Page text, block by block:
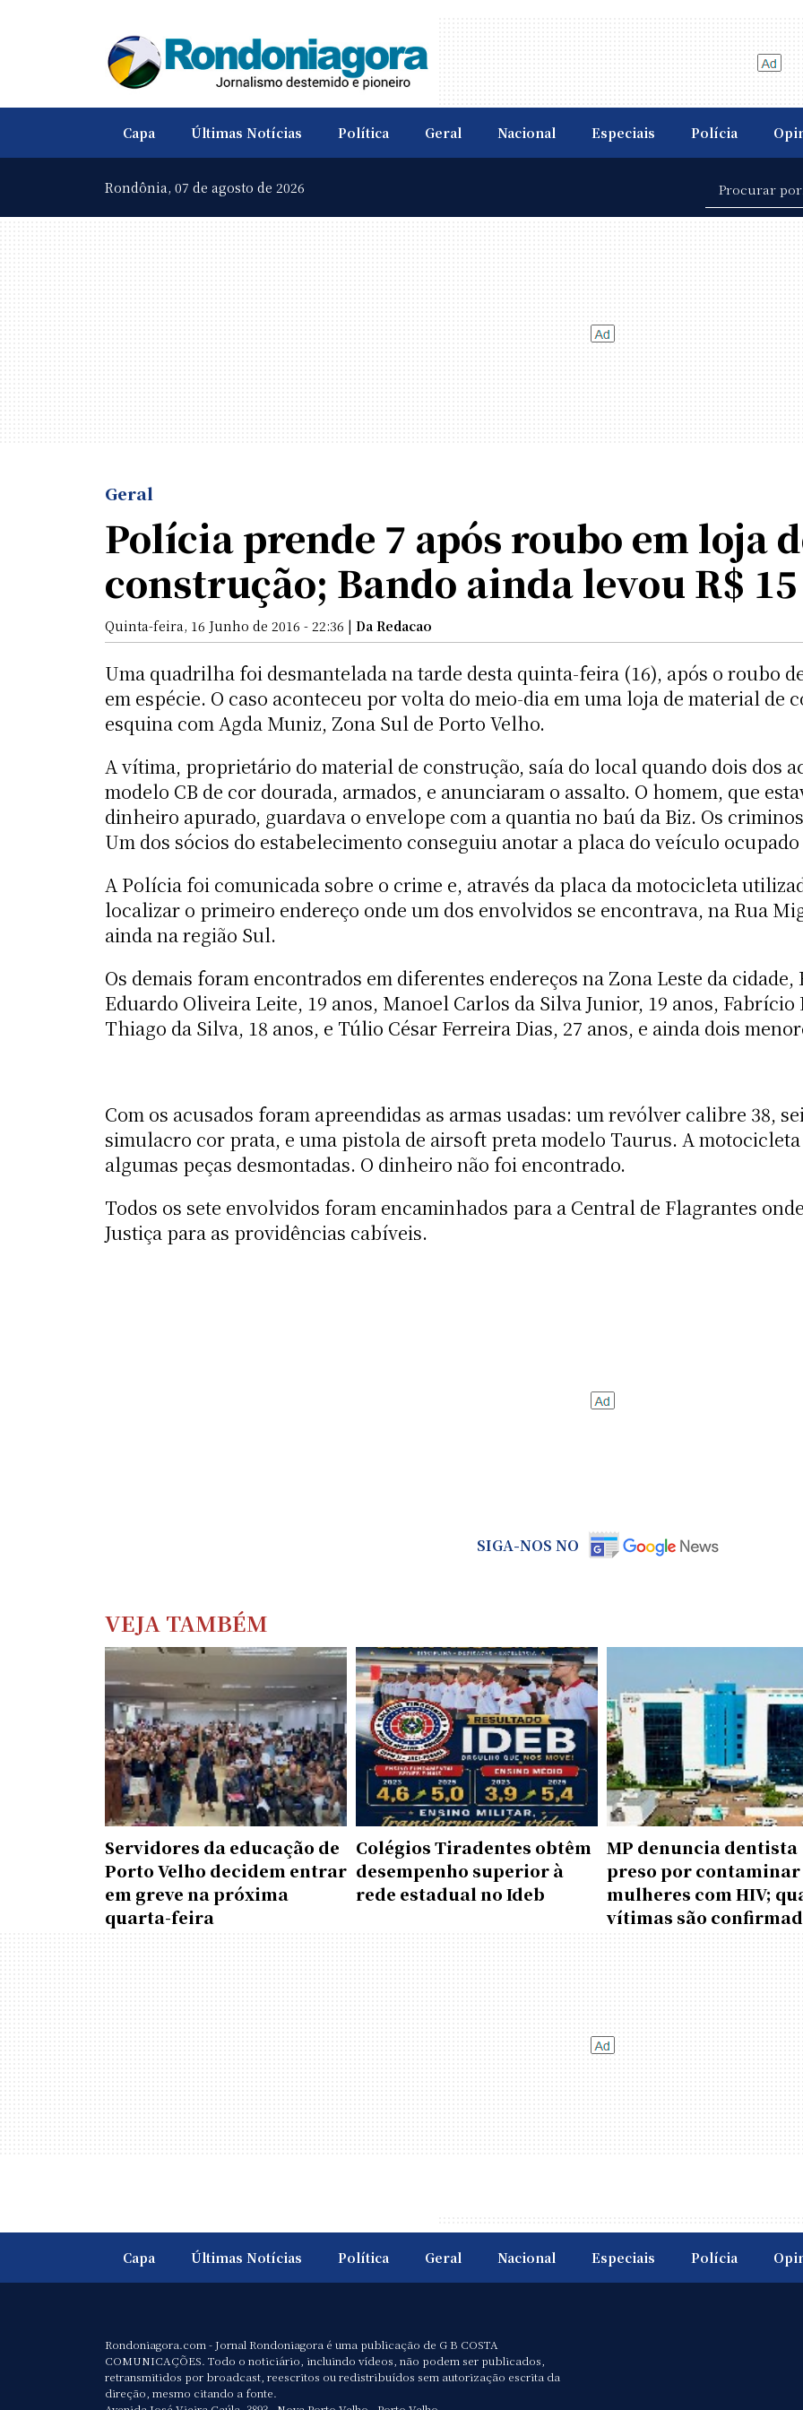
Capa Últimas Notícias Política Geral Nacional Especiais Polícia
Rondônia, 07 de agosto de 2026
Geral
Polícia prende 7 após roubo em loja
construção; Bando ainda levou R$
Quinta-feira, 16 Junho de 2016 - 22:36 | Da Redacao
Uma quadrilha foi desmantelada na tarde desta quinta-feira (16), após o roubo
em espécie. O caso aconteceu por volta do meio-dia em uma loja de material de
esquina com Agda Muniz, Zona Sul de Porto Velho.
A vítima, proprietário do material de construção, saía do local quando dois dos
modelo CB de cor dourada, armados, e anunciaram o assalto. O homem, que
dinheiro apurado, guardava o envelope com a quantia no baú da Biz. Os
Um dos sócios do estabelecimento conseguiu anotar a placa do veículo
A Polícia foi comunicada sobre o crime e, através da placa da motocicleta
localizar o primeiro endereço onde um dos envolvidos se encontrava, na Rua
ainda na região Sul.
Os demais foram encontrados em diferentes endereços na Zona Leste da
Eduardo Oliveira Leite, 19 anos, Manoel Carlos da Silva Junior, 19 anos, Fabrício
Thiago da Silva, 18 anos, e Túlio César Ferreira Dias, 27 anos, e ainda dois
Com os acusados foram apreendidas as armas usadas: um revólver calibre 38,
simulacro cor prata, e uma pistola de airsoft preta modelo Taurus. A
algumas peças desmontadas. O dinheiro não foi encontrado.
Todos os sete envolvidos foram encaminhados para a Central de Flagrantes
Justiça para as providências cabíveis.
SIGA-NOS NO
VEJA TAMBÉM
Servidores da educação de
Porto Velho decidem entrar
em greve na próxima
quarta-feira
Colégios Tiradentes obtêm
desempenho superior à
rede estadual no Ideb
MP denuncia dentista
preso por contaminar
mulheres com HIV;
vítimas são
Capa Últimas Notícias Política Geral Nacional Especiais Polícia
Rondoniagora.com - Jornal Rondoniagora é uma publicação de G B COSTA
COMUNICAÇÕES. Todo o noticiário, incluindo vídeos, não podem ser publicados,
retransmitidos por broadcast, reescritos ou redistribuídos sem autorização escrita da
direção, mesmo citando a fonte.